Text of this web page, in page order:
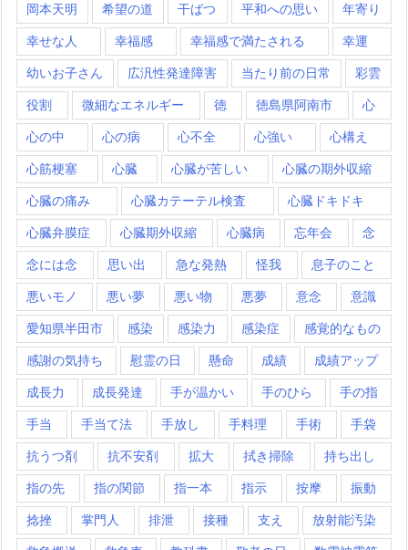
岡本天明 希望の道 干ばつ 平和への思い 年寄り
幸せな人 幸福感 幸福感で満たされる 幸運
幼いお子さん 広汎性発達障害 当たり前の日常 彩雲
役割 微細なエネルギー 徳 徳島県阿南市 心
心の中 心の病 心不全 心強い 心構え
心筋梗塞 心臓 心臓が苦しい 心臓の期外収縮
心臓の痛み 心臓カテーテル検査 心臓ドキドキ
心臓弁膜症 心臓期外収縮 心臓病 忘年会 念
念には念 思い出 急な発熱 怪我 息子のこと
悪いモノ 悪い夢 悪い物 悪夢 意念 意識
愛知県半田市 感染 感染力 感染症 感覚的なもの
感謝の気持ち 慰霊の日 懸命 成績 成績アップ
成長力 成長発達 手が温かい 手のひら 手の指
手当 手当て法 手放し 手料理 手術 手袋
抗うつ剤 抗不安剤 拡大 拭き掃除 持ち出し
指の先 指の関節 指一本 指示 按摩 振動
捻挫 掌門人 排泄 接種 支え 放射能汚染